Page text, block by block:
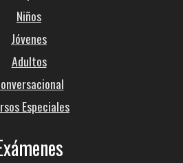
Niños
Jóvenes
Adultos
Especiales